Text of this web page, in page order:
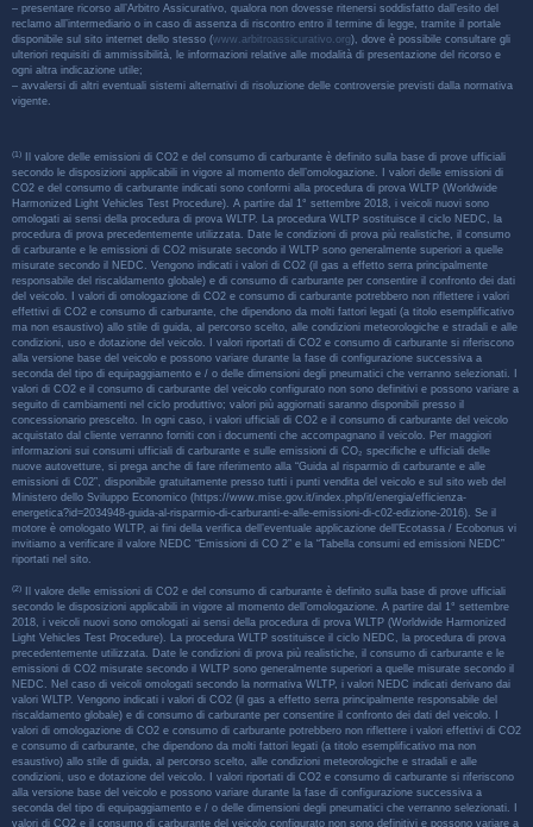
– presentare ricorso all’Arbitro Assicurativo, qualora non dovesse ritenersi soddisfatto dall’esito del
reclamo all’intermediario o in caso di assenza di riscontro entro il termine di legge, tramite il portale
disponibile sul sito internet dello stesso (www.arbitroassicurativo.org), dove è possibile consultare gli
ulteriori requisiti di ammissibilità, le informazioni relative alle modalità di presentazione del ricorso e
ogni altra indicazione utile;
– avvalersi di altri eventuali sistemi alternativi di risoluzione delle controversie previsti dalla normativa
vigente.
(1)
Il valore delle emissioni di CO2 e del consumo di carburante è definito sulla base di prove ufficiali
secondo le disposizioni applicabili in vigore al momento dell’omologazione. I valori delle emissioni di
CO2 e del consumo di carburante indicati sono conformi alla procedura di prova WLTP (Worldwide
Harmonized Light Vehicles Test Procedure). A partire dal 1° settembre 2018, i veicoli nuovi sono
omologati ai sensi della procedura di prova WLTP. La procedura WLTP sostituisce il ciclo NEDC, la
procedura di prova precedentemente utilizzata. Date le condizioni di prova più realistiche, il consumo
di carburante e le emissioni di CO2 misurate secondo il WLTP sono generalmente superiori a quelle
misurate secondo il NEDC. Vengono indicati i valori di CO2 (il gas a effetto serra principalmente
responsabile del riscaldamento globale) e di consumo di carburante per consentire il confronto dei dati
del veicolo. I valori di omologazione di CO2 e consumo di carburante potrebbero non riflettere i valori
effettivi di CO2 e consumo di carburante, che dipendono da molti fattori legati (a titolo esemplificativo
ma non esaustivo) allo stile di guida, al percorso scelto, alle condizioni meteorologiche e stradali e alle
condizioni, uso e dotazione del veicolo. I valori riportati di CO2 e consumo di carburante si riferiscono
alla versione base del veicolo e possono variare durante la fase di configurazione successiva a
seconda del tipo di equipaggiamento e / o delle dimensioni degli pneumatici che verranno selezionati. I
valori di CO2 e il consumo di carburante del veicolo configurato non sono definitivi e possono variare a
seguito di cambiamenti nel ciclo produttivo; valori più aggiornati saranno disponibili presso il
concessionario prescelto. In ogni caso, i valori ufficiali di CO2 e il consumo di carburante del veicolo
acquistato dal cliente verranno forniti con i documenti che accompagnano il veicolo. Per maggiori
informazioni sui consumi ufficiali di carburante e sulle emissioni di CO₂ specifiche e ufficiali delle
nuove autovetture, si prega anche di fare riferimento alla “Guida al risparmio di carburante e alle
emissioni di C02”, disponibile gratuitamente presso tutti i punti vendita del veicolo e sul sito web del
Ministero dello Sviluppo Economico (https://www.mise.gov.it/index.php/it/energia/efficienza-
energetica?id=2034948-guida-al-risparmio-di-carburanti-e-alle-emissioni-di-c02-edizione-2016). Se il
motore è omologato WLTP, ai fini della verifica dell’eventuale applicazione dell’Ecotassa / Ecobonus vi
invitiamo a verificare il valore NEDC “Emissioni di CO 2” e la “Tabella consumi ed emissioni NEDC”
riportati nel sito.
(2)
Il valore delle emissioni di CO2 e del consumo di carburante è definito sulla base di prove ufficiali
secondo le disposizioni applicabili in vigore al momento dell’omologazione. A partire dal 1° settembre
2018, i veicoli nuovi sono omologati ai sensi della procedura di prova WLTP (Worldwide Harmonized
Light Vehicles Test Procedure). La procedura WLTP sostituisce il ciclo NEDC, la procedura di prova
precedentemente utilizzata. Date le condizioni di prova più realistiche, il consumo di carburante e le
emissioni di CO2 misurate secondo il WLTP sono generalmente superiori a quelle misurate secondo il
NEDC. Nel caso di veicoli omologati secondo la normativa WLTP, i valori NEDC indicati derivano dai
valori WLTP. Vengono indicati i valori di CO2 (il gas a effetto serra principalmente responsabile del
riscaldamento globale) e di consumo di carburante per consentire il confronto dei dati del veicolo. I
valori di omologazione di CO2 e consumo di carburante potrebbero non riflettere i valori effettivi di CO2
e consumo di carburante, che dipendono da molti fattori legati (a titolo esemplificativo ma non
esaustivo) allo stile di guida, al percorso scelto, alle condizioni meteorologiche e stradali e alle
condizioni, uso e dotazione del veicolo. I valori riportati di CO2 e consumo di carburante si riferiscono
alla versione base del veicolo e possono variare durante la fase di configurazione successiva a
seconda del tipo di equipaggiamento e / o delle dimensioni degli pneumatici che verranno selezionati. I
valori di CO2 e il consumo di carburante del veicolo configurato non sono definitivi e possono variare a